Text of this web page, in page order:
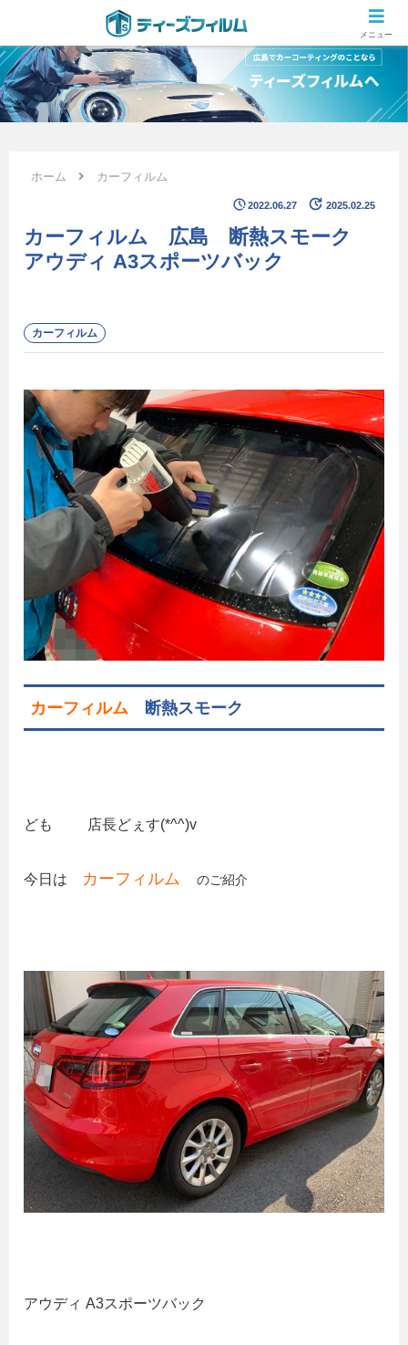
広島のカーコーティング専門店 ティーズフィルムの施工ブログ
ホーム カーフィルム
2022.06.27 2025.02.25
カーフィルム 広島 断熱スモーク
アウディ A3スポーツバック
カーフィルム
カーフィルム 断熱スモーク
ども 店長どぇす(*^^)v
今日は カーフィルム のご紹介
アウディ A3スポーツバック
メニュー